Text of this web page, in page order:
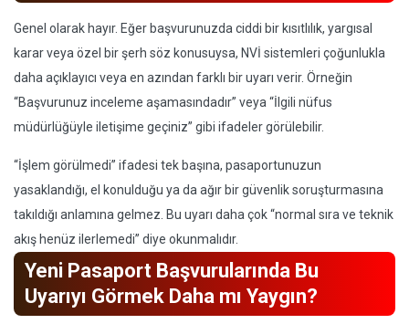
Genel olarak hayır. Eğer başvurunuzda ciddi bir kısıtlılık, yargısal
karar veya özel bir şerh söz konusuysa, NVİ sistemleri çoğunlukla
daha açıklayıcı veya en azından farklı bir uyarı verir. Örneğin
“Başvurunuz inceleme aşamasındadır” veya “İlgili nüfus
müdürlüğüyle iletişime geçiniz” gibi ifadeler görülebilir.
“İşlem görülmedi” ifadesi tek başına, pasaportunuzun
yasaklandığı, el konulduğu ya da ağır bir güvenlik soruşturmasına
takıldığı anlamına gelmez. Bu uyarı daha çok “normal sıra ve teknik
akış henüz ilerlemedi” diye okunmalıdır.
Yeni Pasaport Başvurularında Bu
Uyarıyı Görmek Daha mı Yaygın?